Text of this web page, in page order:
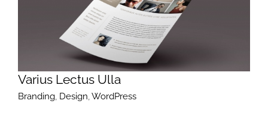
Varius Lectus Ulla
Branding, Design,WordPress